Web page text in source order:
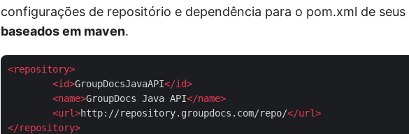
configurações de repositório e dependência para o pom.xml de
baseados em maven.
<repository>
<id>GroupDocsJavaAPI</id>
<name>GroupDocs Java API</name>
<url>http://repository.groupdocs.com/repo/</url>
</repository>